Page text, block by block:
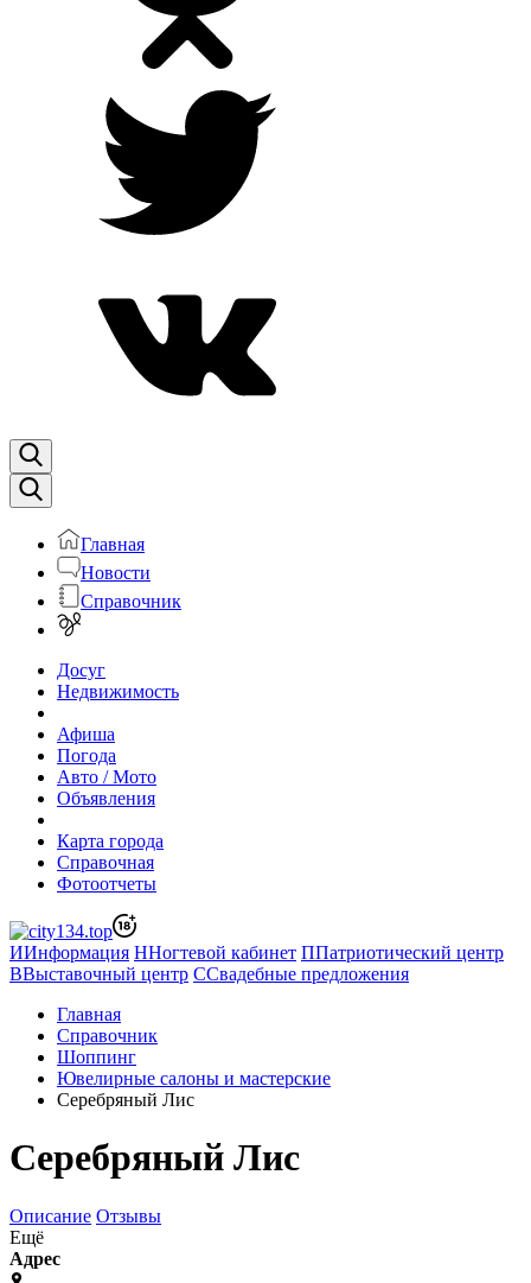
Главная
Новости
Справочник
Досуг
Недвижимость
Афиша
Погода
Авто / Мото
Объявления
Карта города
Справочная
Фотоотчеты
ИИнформация ННогтевой кабинет ППатриотический центр
ВВыставочный центр ССвадебные предложения
Главная
Справочник
Шоппинг
Ювелирные салоны и мастерские
Серебряный Лис
Серебряный Лис
Описание Отзывы
Ещё
Адрес